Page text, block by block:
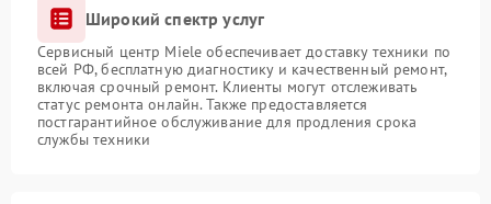
Широкий спектр услуг
Сервисный центр Miele обеспечивает доставку техники по
всей РФ, бесплатную диагностику и качественный ремонт,
включая срочный ремонт. Клиенты могут отслеживать
статус ремонта онлайн. Также предоставляется
постгарантийное обслуживание для продления срока
службы техники